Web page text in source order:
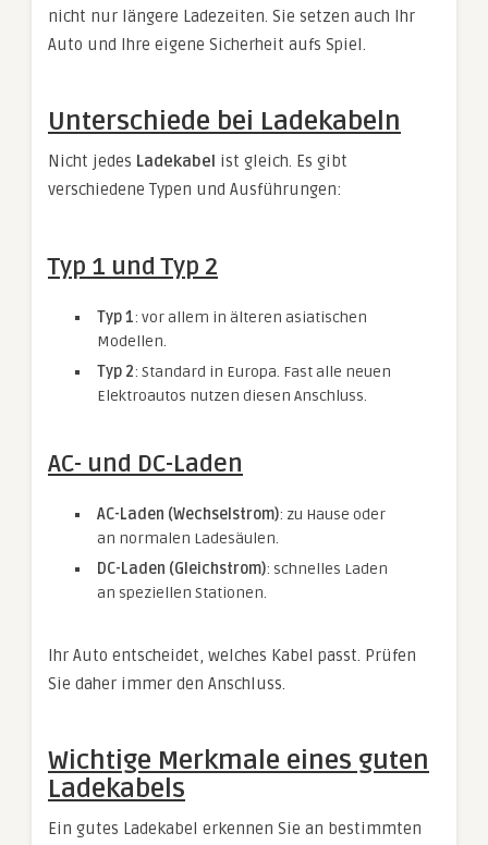
nicht nur längere Ladezeiten. Sie setzen auch Ihr
Auto und Ihre eigene Sicherheit aufs Spiel.
Unterschiede bei Ladekabeln
Nicht jedes Ladekabel ist gleich. Es gibt
verschiedene Typen und Ausführungen:
Typ 1 und Typ 2
Typ 1: vor allem in älteren asiatischen
Modellen.
Typ 2: Standard in Europa. Fast alle neuen
Elektroautos nutzen diesen Anschluss.
AC- und DC-Laden
AC-Laden (Wechselstrom): zu Hause oder
an normalen Ladesäulen.
DC-Laden (Gleichstrom): schnelles Laden
an speziellen Stationen.
Ihr Auto entscheidet, welches Kabel passt. Prüfen
Sie daher immer den Anschluss.
Wichtige Merkmale eines guten
Ladekabels
Ein gutes Ladekabel erkennen Sie an bestimmten